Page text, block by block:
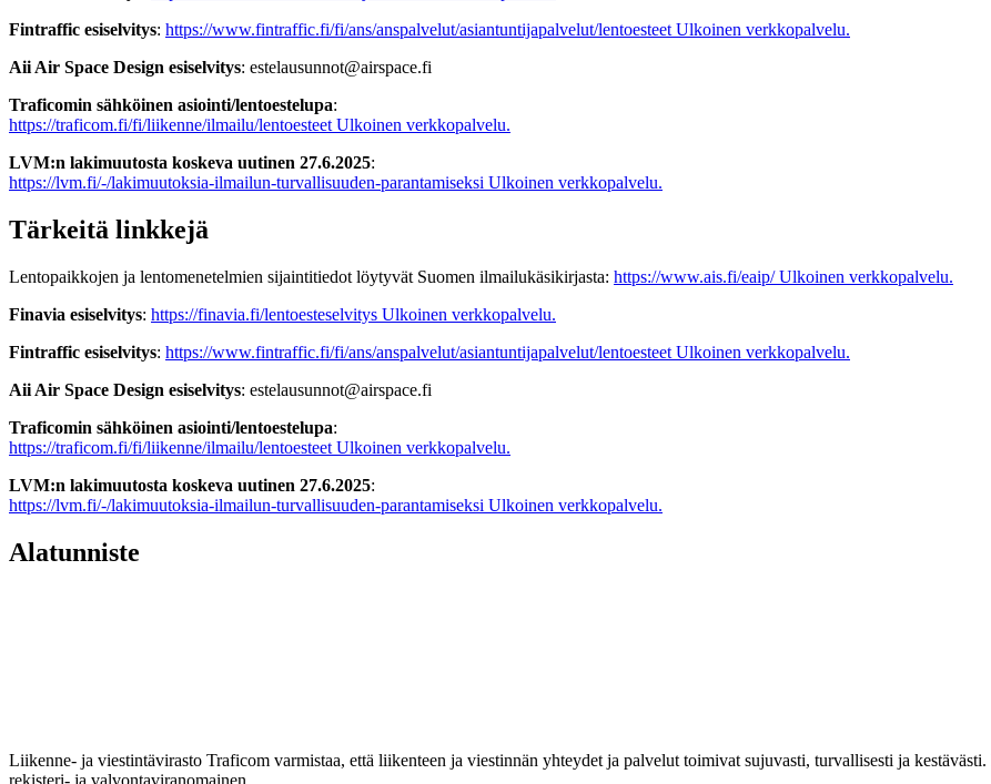
Fintraffic esiselvitys: https://www.fintraffic.fi/fi/ans/anspalvelut/asiantuntijapalvelut/lentoesteet Ulkoinen verkkopalvelu.
Aii Air Space Design esiselvitys: estelausunnot@airspace.fi
Traficomin sähköinen asiointi/lentoestelupa:
https://traficom.fi/fi/liikenne/ilmailu/lentoesteet Ulkoinen verkkopalvelu.
LVM:n lakimuutosta koskeva uutinen 27.6.2025:
https://lvm.fi/-/lakimuutoksia-ilmailun-turvallisuuden-parantamiseksi Ulkoinen verkkopalvelu.
Tärkeitä linkkejä
Lentopaikkojen ja lentomenetelmien sijaintitiedot löytyvät Suomen ilmailukäsikirjasta: https://www.ais.fi/eaip/ Ulkoinen verkkopalvelu.
Finavia esiselvitys: https://finavia.fi/lentoesteselvitys Ulkoinen verkkopalvelu.
Fintraffic esiselvitys: https://www.fintraffic.fi/fi/ans/anspalvelut/asiantuntijapalvelut/lentoesteet Ulkoinen verkkopalvelu.
Aii Air Space Design esiselvitys: estelausunnot@airspace.fi
Traficomin sähköinen asiointi/lentoestelupa:
https://traficom.fi/fi/liikenne/ilmailu/lentoesteet Ulkoinen verkkopalvelu.
LVM:n lakimuutosta koskeva uutinen 27.6.2025:
https://lvm.fi/-/lakimuutoksia-ilmailun-turvallisuuden-parantamiseksi Ulkoinen verkkopalvelu.
Alatunniste
Liikenne- ja viestintävirasto Traficom varmistaa, että liikenteen ja viestinnän yhteydet ja palvelut toimivat sujuvasti, turvallisesti ja
rekisteri- ja valvontaviranomainen.